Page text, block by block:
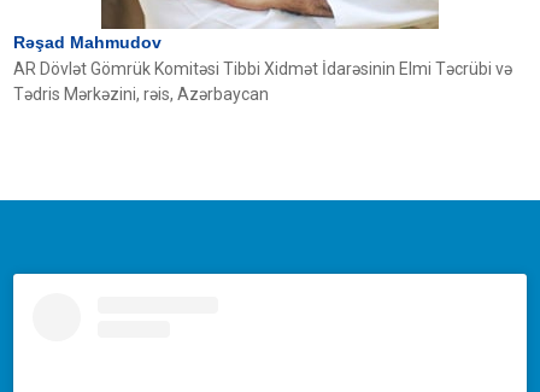
Rəşad Mahmudov
AR Dövlət Gömrük Komitəsi Tibbi Xidmət İdarəsinin Elmi Təcrübi və
Tədris Mərkəzini, rəis, Azərbaycan